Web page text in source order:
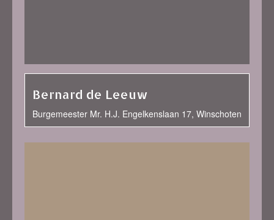
Bernard de Leeuw
Burgemeester Mr. H.J. Engelkenslaan 17, Winschoten